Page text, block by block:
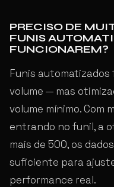
PRECISO DE
FUNIS
FUNCIONAREM?
Funis
volume — mas
volume mínimo. Com
entrando no funil, a
mais de 500, os
suficiente para
performance real.